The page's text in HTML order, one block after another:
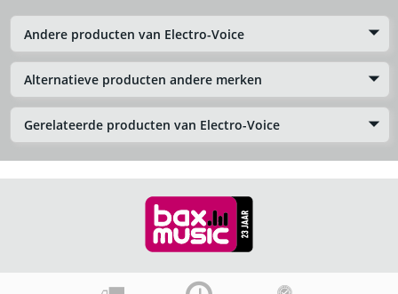
Andere producten van Electro-Voice
Alternatieve producten andere merken
Gerelateerde producten van Electro-Voice